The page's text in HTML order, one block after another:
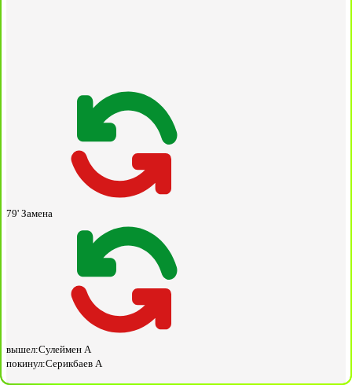
79' Замена
вышел:Сулеймен А
покинул:Серикбаев А